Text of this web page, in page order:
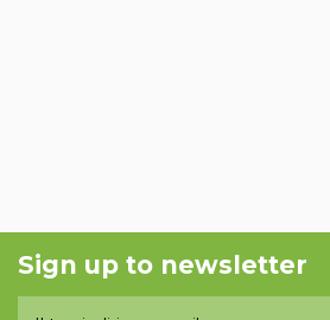
Sign up to newsletter